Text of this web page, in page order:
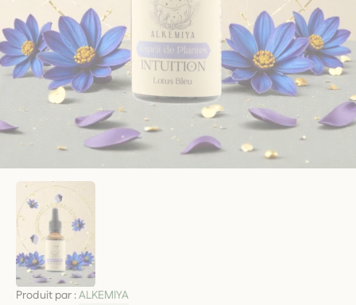
Produit par :ALKEMIYA